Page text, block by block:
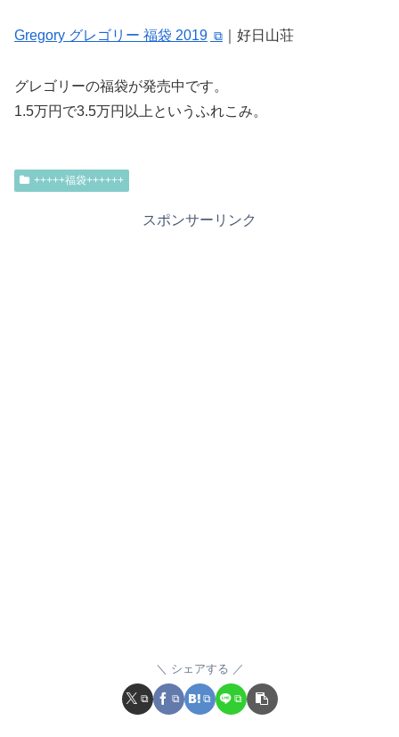
Gregory グレゴリー 福袋 2019 ｜好日山荘
グレゴリーの福袋が発売中です。
1.5万円で3.5万円以上というふれこみ。
+++++福袋++++++
スポンサーリンク
シェアする